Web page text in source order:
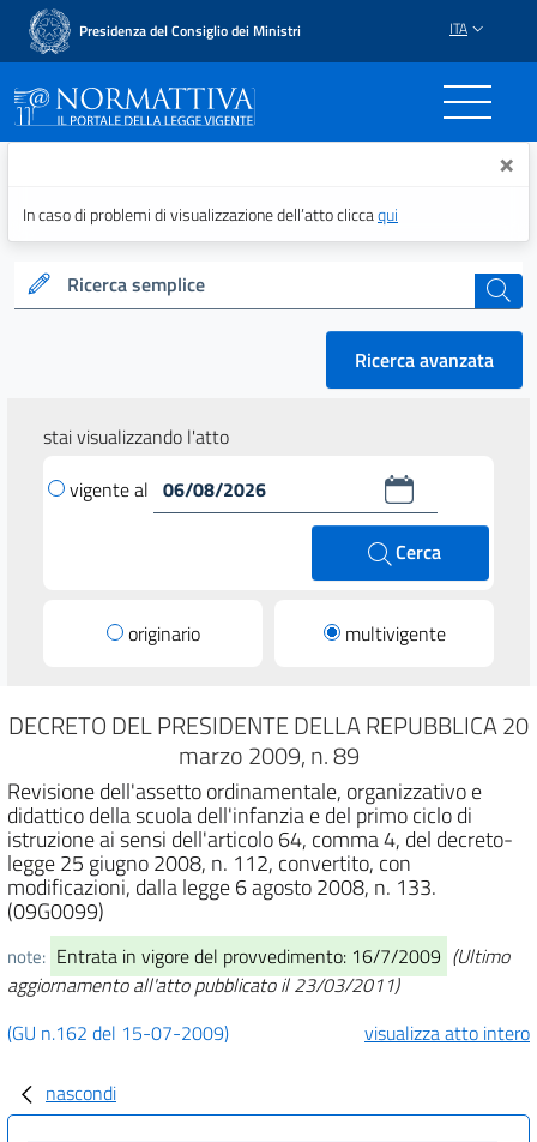
Presidenza del Consiglio dei Ministri ITA
Normattiva - Il portale ×
In caso di problemi di visualizzazione dell’atto cliccaqui
Ricerca semplice cerca
Ricerca avanzata
stai visualizzando l'atto
vigente al
Cerca
originario multivigente
DECRETO DEL PRESIDENTE DELLA REPUBBLICA 20
marzo 2009, n. 89
Revisione dell'assetto ordinamentale, organizzativo e
didattico della scuola dell'infanzia e del primo ciclo di
istruzione ai sensi dell'articolo 64, comma 4, del decreto-
legge 25 giugno 2008, n. 112, convertito, con
modificazioni, dalla legge 6 agosto 2008, n. 133.
(09G0099)
note: Entrata in vigore del provvedimento: 16/7/2009 (Ultimo
aggiornamento all'atto pubblicato il 23/03/2011)
(GU n.162 del 15-07-2009)
visualizza atto intero
nascondi